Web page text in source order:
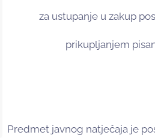
za ustupanje u zakup
prikupljanjem
Predmet javnog natječaja je